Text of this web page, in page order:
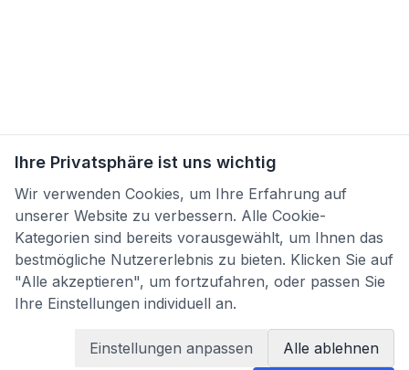
Ihre Privatsphäre ist uns wichtig
Wir verwenden Cookies, um Ihre Erfahrung auf
unserer Website zu verbessern. Alle Cookie-
Kategorien sind bereits vorausgewählt, um Ihnen das
bestmögliche Nutzererlebnis zu bieten. Klicken Sie auf
"Alle akzeptieren", um fortzufahren, oder passen Sie
Ihre Einstellungen individuell an.
Einstellungen anpassen Alle ablehnen